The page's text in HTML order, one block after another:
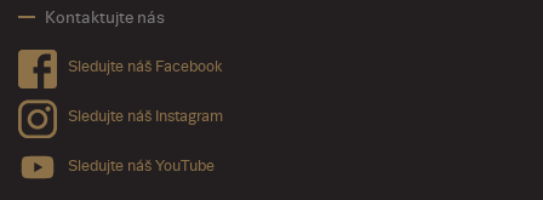
Kontaktujte nás
Sledujte náš Facebook
Sledujte náš Instagram
Sledujte náš YouTube